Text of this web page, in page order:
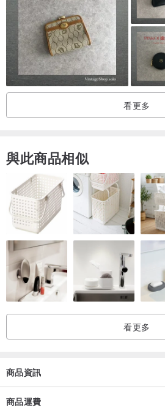
◆材質：高級 PU 皮革 (人工皮革)製成
看更多
與此商品相似
看更多
商品資訊
商品運費